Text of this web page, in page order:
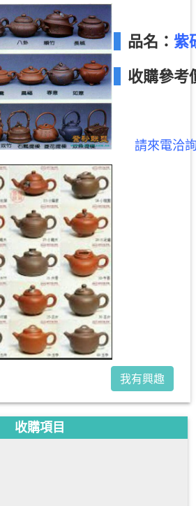
品名： 紫
收購參考
請來電洽
我有興趣
收購項目